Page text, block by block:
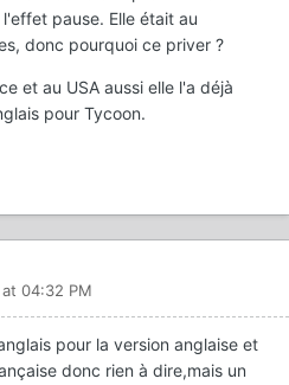
pause. Elle était au
donc pourquoi ce priver ?
et au USA aussi elle l'a déjà
pour Tycoon.
04:32 PM
pour la version anglaise et
donc rien à dire,mais un